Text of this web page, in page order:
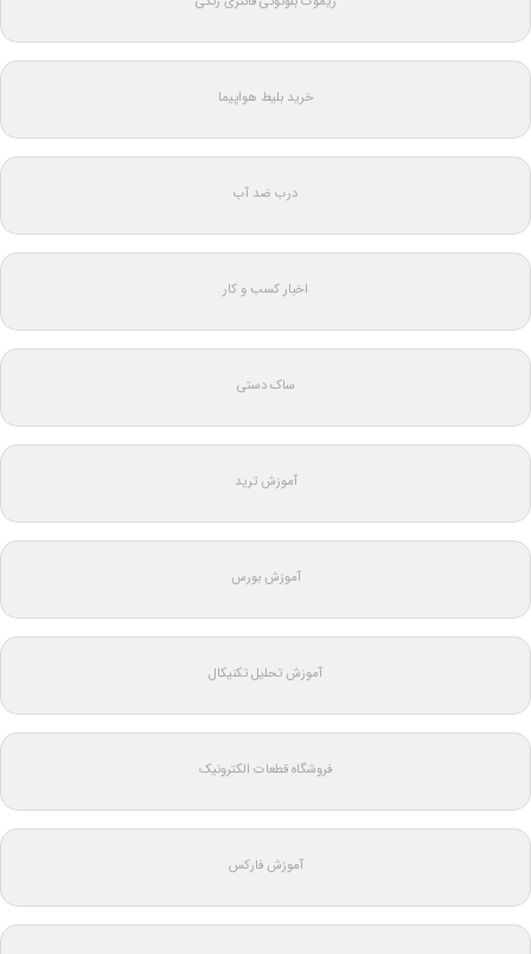
خرید بلیط هواپیما
درب ضد آب
اخبار کسب و کار
ساک دستی
آموزش ترید
آموزش بورس
آموزش تحلیل تکنیکال
فروشگاه قطعات الکترونیک
آموزش فارکس